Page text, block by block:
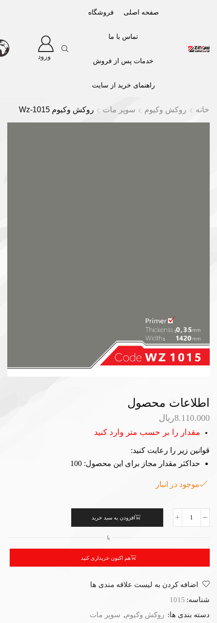
صفحه اصلی فروشگاه
تماس با ما
خدمات پس از فروش
راهنمای خرید از سایت
ورود
خانه روکش وکیوم سوپر مات روکش وکیوم Wz-1015
اطلاعات محصول
8.110.000ریال
مقدار را بر حسب متر وارد کنید
قوانین زیر را رعایت کنید:
حداکثر مقدار مجاز برای این محصول: 100
موجود در انبار
افزودن به سبد خرید
یا
هم اکنون خریداری کنید
اضافه کردن به لیست علاقه مندی ها
شناسه: 1015
دسته بندی ها: روکش وکیوم, سوپر مات